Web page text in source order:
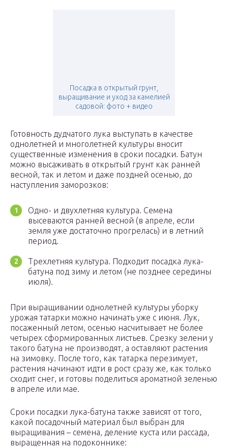
Посадка в открытый грунт,
выращивание и уход за камелией
садовой: фото + видео
Готовность дудчатого лука выступать в качестве
однолетней и многолетней культуры вносит
существенные изменения в сроки посадки. Батун
можно высаживать в открытый грунт как ранней
весной, так и летом и даже поздней осенью, до
наступления заморозков:
Одно- и двухлетняя культура. Семена
высеваются ранней весной (в апреле, если
земля уже достаточно прогрелась) и в летний
период.
Трехлетняя культура. Подходит посадка лука-
батуна под зиму и летом (не позднее середины
июля).
При выращивании однолетней культуры уборку
урожая татарки можно начинать уже с июня. Лук,
посаженный летом, осенью насчитывает не более
четырех сформированных листьев. Срезку зелени у
такого батуна не производят, а оставляют растения
на зимовку. После того, как татарка перезимует,
растения начинают идти в рост сразу же, как только
сходит снег, и готовы поделиться ароматной зеленью
в апреле или мае.
Сроки посадки лука-батуна также зависят от того,
какой посадочный материал был выбран для
выращивания – семена, деление куста или рассада,
выращенная на подоконнике: